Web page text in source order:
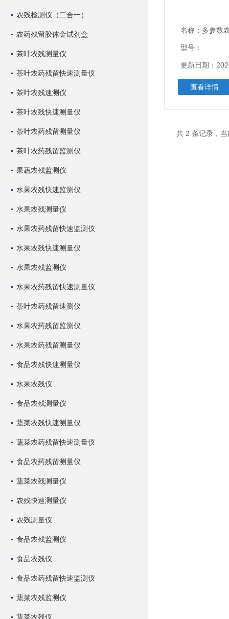
农残检测仪（二合一）
农药残留胶体金试剂盒
茶叶农残测量仪
茶叶农药残留快速测量仪
茶叶农残速测仪
茶叶农残快速测量仪
茶叶农药残留测量仪
茶叶农药残留监测仪
果蔬农残监测仪
水果农残快速监测仪
水果农残测量仪
水果农药残留快速监测仪
水果农残快速测量仪
水果农残监测仪
水果农药残留快速测量仪
茶叶农药残留速测仪
水果农药残留监测仪
水果农药残留测量仪
食品农残快速测量仪
水果农残仪
食品农残测量仪
蔬菜农残快速测量仪
蔬菜农药残留快速测量仪
食品农药残留测量仪
蔬菜农残测量仪
农残快速测量仪
农残测量仪
食品农残监测仪
食品农残仪
食品农药残留快速监测仪
蔬菜农残监测仪
蔬菜农残仪
名称： 多参数农药
型号：
更新日期：
查看详情
共 2 条记录，